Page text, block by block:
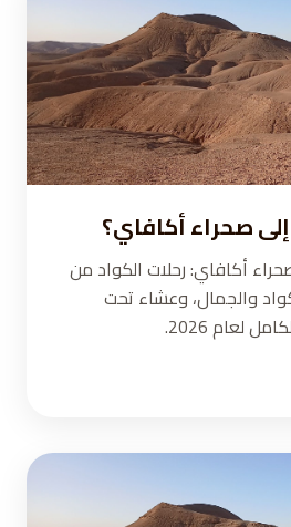
صحراء أكافاي؟
أكافاي: رحلات الكواد من
والجمال، وعشاء تحت
لعام 2026.